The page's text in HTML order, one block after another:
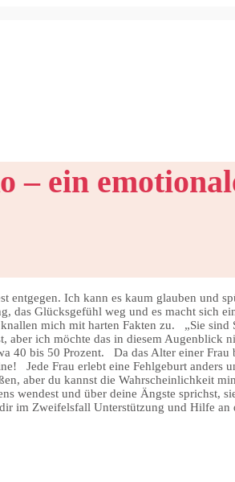
– ein
entgegen. Ich kann es kaum glauben und
Glücksgefühl weg und es macht sich
mich mit harten Fakten zu. „Sie sind
ich möchte das in diesem Augenblick
40 bis 50 Prozent. Da das Alter einer Frau
Jede Frau erlebt eine Fehlgeburt anders
aber du kannst die Wahrscheinlichkeit
wendest und über deine Ängste sprichst,
im Zweifelsfall Unterstützung und Hilfe an